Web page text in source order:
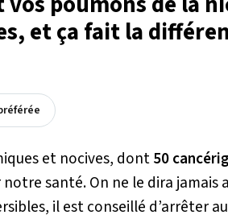
et ça fait la
et nocives, dont50
santé. On ne le dira jamais
il est conseillé d’arrêter